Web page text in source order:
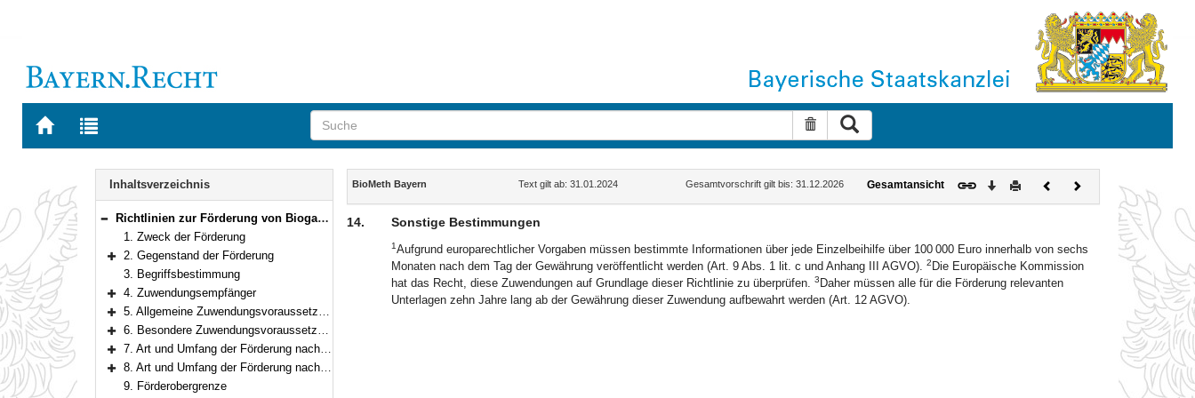
Zur
BAYERN.RECHT
Zur
letzten
Suche zurücksetzen
Navigation
Inhaltsverzeichnis
Bereich reduzieren
Richtlinien zur Förderung von Biogasaufbereitungsanlagen zur Stärkung des Klimaschutzes und der Versorgungssicherheit in Bayern
1. Zweck der Förderung
Bereich erweitern
2. Gegenstand der Förderung
3. Begriffsbestimmung
Bereich erweitern
4. Zuwendungsempfänger
Bereich erweitern
5. Allgemeine Zuwendungsvoraussetzungen
Bereich erweitern
6. Besondere Zuwendungsvoraussetzungen
Bereich erweitern
7. Art und Umfang der Förderung nach Nr. 2.1 in Verbindung mit Nr. 3 (Biogasaufbereitungsanlagen)
Bereich erweitern
8. Art und Umfang der Förderung nach Nr. 2.2 in Verbindung mit Nr. 3 (Biogas- bzw. Biomethanleitungen)
9. Förderobergrenze
Inhalt
BioMeth Bayern Text gilt ab: 31.01.2024 Gesamtvorschrift gilt bis: 31.12.2026 Gesamtansicht Download
DruckenVorherigesNächstes
Dokument
14. Sonstige Bestimmungen
1Aufgrund europarechtlicher Vorgaben müssen bestimmte Informationen über jede Einzelbeihilfe über 100 000 Euro innerhalb von sechs
Monaten nach dem Tag der Gewährung veröffentlicht werden (Art. 9 Abs. 1 lit. c und Anhang III AGVO). 2 Die Europäische Kommission
hat das Recht, diese Zuwendungen auf Grundlage dieser Richtlinie zu überprüfen. 3 Daher müssen alle für die Förderung relevanten
Unterlagen zehn Jahre lang ab der Gewährung dieser Zuwendung aufbewahrt werden (Art. 12 AGVO).